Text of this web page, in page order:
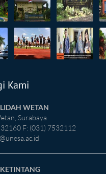
Kami
WETAN
Surabaya
F: (031) 7532112